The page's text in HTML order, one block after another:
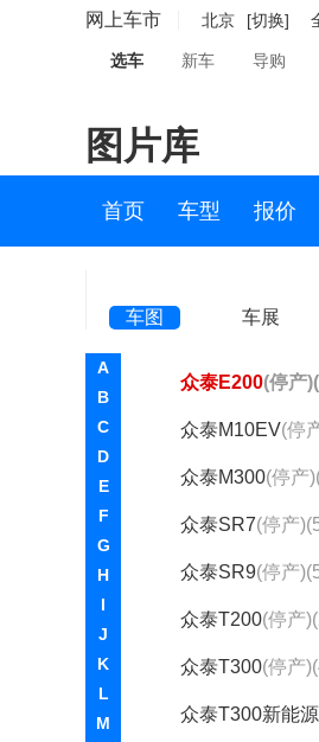
网上车市 北京 [切换]
选车 新车 导购
图片库
首页 车型 报价
车图 车展
A
B
C
D
E
F
G
H
I
J
K
L
M
众泰T700(740)
大迈X5
众泰E200(停产
众泰M10EV(停
众泰M300(停产
众泰SR7(停产
众泰SR9(停产
众泰T200(停产
众泰T300(停产
众泰T300新能源